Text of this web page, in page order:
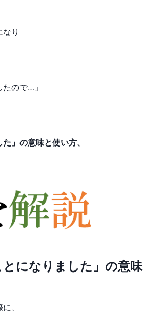
り
ので…」
」の意味と使い方、
とになりました」の意味
、